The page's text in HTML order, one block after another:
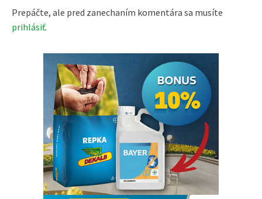
Prepáčte, ale pred zanechaním komentára sa musíte
prihlásiť.